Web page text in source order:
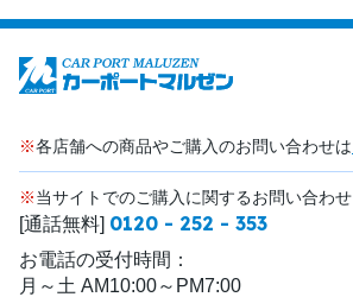
※各店舗への商品やご購入のお問い合わせは
※当サイトでのご購入に関するお問い合わせ
[通話無料] 0120 - 252 - 353
お電話の受付時間：
月～土 AM10:00～PM7:00